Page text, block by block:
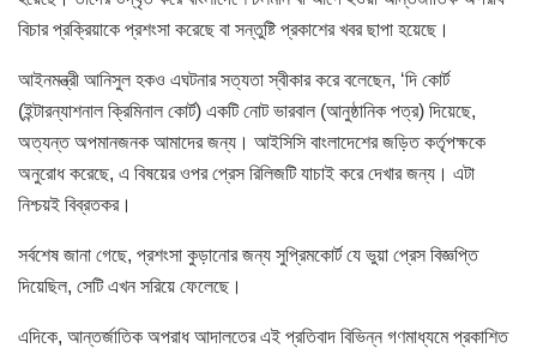
বিচার প্রক্রিয়াকে প্রশংসা করেছে বা সন্তুষ্টি প্রকাশের খবর ছাপা হয়েছে।
আইনমন্ত্রী আনিসুল হকও এঘটনার সত্যতা স্বীকার করে বলেছেন, ‘দি কোর্ট
(ইন্টারন্যাশনাল ক্রিমিনাল কোর্ট) একটি নোট ভারবাল (আনুষ্ঠানিক পত্র) দিয়েছে,
অত্যন্ত অপমানজনক আমাদের জন্য। আইসিসি বাংলাদেশের জড়িত কর্তৃপক্ষকে
অনুরোধ করেছে, এ বিষয়ের ওপর প্রেস রিলিজটি যাচাই করে দেখার জন্য। এটা
নিশ্চয়ই বিব্রতকর।
সর্বশেষ জানা গেছে, প্রশংসা কুড়ানোর জন্য সুপ্রিমকোর্ট যে ভুয়া প্রেস বিজ্ঞপ্তি
দিয়েছিল, সেটি এখন সরিয়ে ফেলেছে।
এদিকে, আন্তর্জাতিক অপরাধ আদালতের এই প্রতিবাদ বিভিন্ন গণমাধ্যমে প্রকাশিত